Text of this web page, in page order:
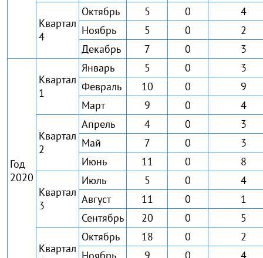
Квартал
4
Октябрь 5 0
4
Ноябрь
5 0
2
Декабрь
7 0 3
Год
2020
Квартал
1
Январь 5 0
3
Февраль
10 0
9
Март
9 0 4
Квартал
2
Апрель 4 0
3
Май
7 0
3
Июнь
11 0 8
Квартал
3
Июль 5 0
4
Август
11 0
1
Сентябрь
20 0 5
Квартал
Октябрь 18 0
2